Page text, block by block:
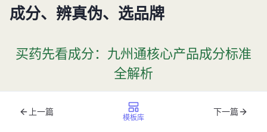
成分、辨真伪、选品牌
买药先看成分：九州通核心产品成分标准
全解析
普通人买药常陷入“只认品牌不看成分”的误区。其实，药品
的疗效本质取决于成分含量与质量标准
上一篇
模板库
下一篇